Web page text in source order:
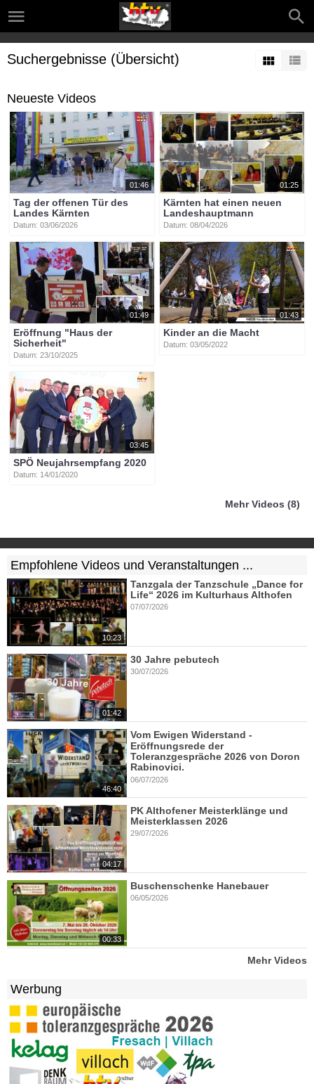
Suchergebnisse (Übersicht)
Neueste Videos
01:46
Tag der offenen Tür des
Landes Kärnten
Datum: 03/06/2026
01:25
Kärnten hat einen neuen
Landeshauptmann
Datum: 08/04/2026
01:49
Eröffnung "Haus der
Sicherheit"
Datum: 23/10/2025
01:43
Kinder an die Macht
Datum: 03/05/2022
03:45
SPÖ Neujahrsempfang 2020
Datum: 14/01/2020
Mehr Videos (8)
Empfohlene Videos und Veranstaltungen ...
10:23
Tanzgala der Tanzschule „Dance for
Life“ 2026 im Kulturhaus Althofen
07/07/2026
01:42
30 Jahre pebutech
30/07/2026
46:40
Vom Ewigen Widerstand -
Eröffnungsrede der
Toleranzgespräche 2026 von Doron
Rabinovici.
06/07/2026
04:17
PK Althofener Meisterklänge und
Meisterklassen 2026
29/07/2026
00:33
Buschenschenke Hanebauer
06/05/2026
Mehr Videos
Werbung